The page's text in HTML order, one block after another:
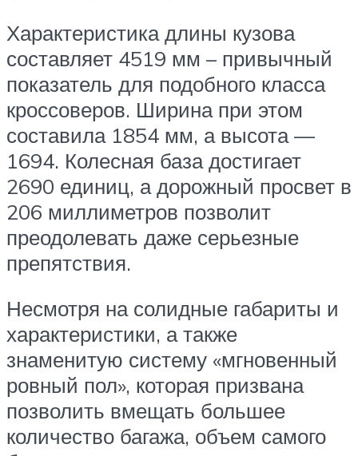
Характеристика длины кузова
составляет 4519 мм – привычный
показатель для подобного класса
кроссоверов. Ширина при этом
составила 1854 мм, а высота —
1694. Колесная база достигает
2690 единиц, а дорожный просвет в
206 миллиметров позволит
преодолевать даже серьезные
препятствия.
Несмотря на солидные габариты и
характеристики, а также
знаменитую систему «мгновенный
ровный пол», которая призвана
позволить вмещать большее
количество багажа, объем самого